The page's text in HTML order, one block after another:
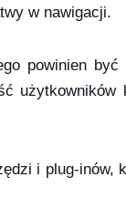
w nawigacji.
powinien
i plug-